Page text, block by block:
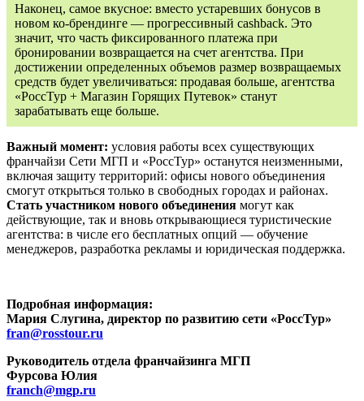
Наконец, самое вкусное: вместо устаревших бонусов в
новом ко-брендинге — прогрессивный cashback. Это
значит, что часть фиксированного платежа при
бронировании возвращается на счет агентства. При
достижении определенных объемов размер возвращаемых
средств будет увеличиваться: продавая больше, агентства
«РоссТур + Магазин Горящих Путевок» станут
зарабатывать еще больше.
Важный момент: условия работы всех существующих
франчайзи Сети МГП и «РоссТур» останутся неизменными,
включая защиту территорий: офисы нового объединения
смогут открыться только в свободных городах и районах.
Стать участником нового объединения могут как
действующие, так и вновь открывающиеся туристические
агентства: в числе его бесплатных опций — обучение
менеджеров, разработка рекламы и юридическая поддержка.
Подробная информация:
Мария Слугина, директор по развитию сети «РоссТур»
fran@rosstour.ru
Руководитель отдела франчайзинга МГП
Фурсова Юлия
franch@mgp.ru